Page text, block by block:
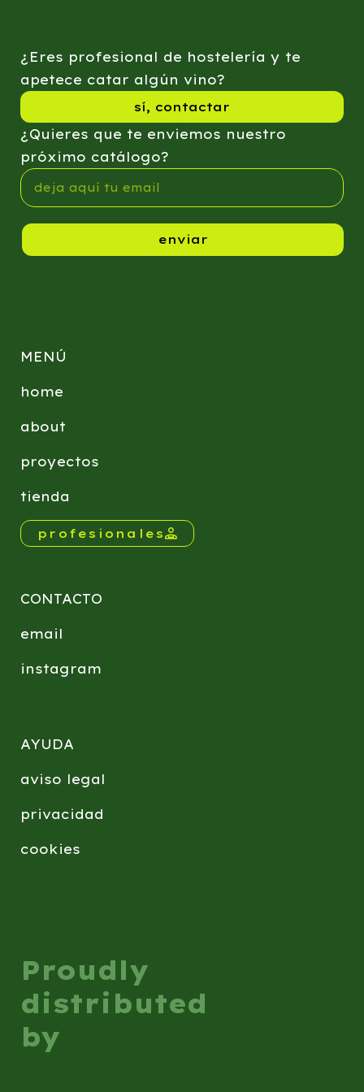
¿Eres profesional de hostelería y te
apetece catar algún vino?
sí, contactar
¿Quieres que te enviemos nuestro
próximo catálogo?
enviar
MENÚ
home
about
proyectos
tienda
profesionales
CONTACTO
email
instagram
AYUDA
aviso legal
privacidad
cookies
Proudly
distributed
by